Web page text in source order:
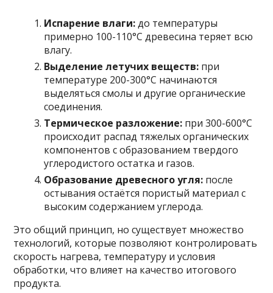
Испарение влаги:до температуры
примерно 100-110°C древесина теряет всю
влагу.
Выделение летучих веществ: при
температуре 200-300°C начинаются
выделяться смолы и другие органические
соединения.
Термическое разложение: при 300-600°C
происходит распад тяжелых органических
компонентов с образованием твердого
углеродистого остатка и газов.
Образование древесного угля: после
остывания остаётся пористый материал с
высоким содержанием углерода.
Это общий принцип, но существует множество
технологий, которые позволяют контролировать
скорость нагрева, температуру и условия
обработки, что влияет на качество итогового
продукта.